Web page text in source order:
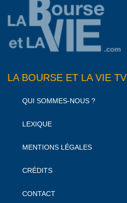
LA BOURSE ET LA VIE TV
QUI SOMMES-NOUS ?
LEXIQUE
MENTIONS LÉGALES
CRÉDITS
CONTACT